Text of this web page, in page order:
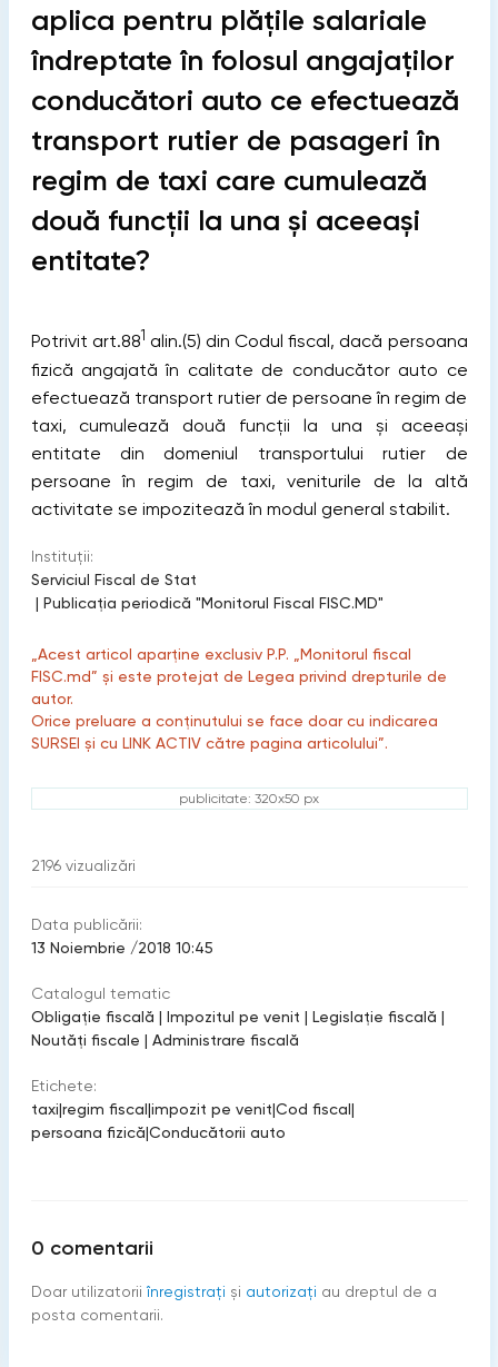
aplica pentru plățile salariale
îndreptate în folosul angajaților
conducători auto ce efectuează
transport rutier de pasageri în
regim de taxi care cumulează
două funcții la una şi aceeași
entitate?
Potrivit art.881 alin.(5) din Codul fiscal, dacă persoana
fizică angajată în calitate de conducător auto ce
efectuează transport rutier de persoane în regim de
taxi, cumulează două funcții la una şi aceeași
entitate din domeniul transportului rutier de
persoane în regim de taxi, veniturile de la altă
activitate se impozitează în modul general stabilit.
Instituții:
Serviciul Fiscal de Stat
| Publicaţia periodică "Monitorul Fiscal FISC.MD"
„Acest articol aparține exclusiv P.P. „Monitorul fiscal
FISC.md” și este protejat de Legea privind drepturile de
autor.
Orice preluare a conținutului se face doar cu indicarea
SURSEI și cu LINK ACTIV către pagina articolului”.
publicitate: 320x50 px
2196 vizualizări
Data publicării:
13 Noiembrie /2018 10:45
Catalogul tematic
Obligație fiscală | Impozitul pe venit | Legislație fiscală |
Noutăți fiscale | Administrare fiscală
Etichete:
taxi|regim fiscal|impozit pe venit|Cod fiscal|
persoana fizică|Conducătorii auto
0 comentarii
Doar utilizatorii înregistraţi şi autorizați au dreptul de a
posta comentarii.